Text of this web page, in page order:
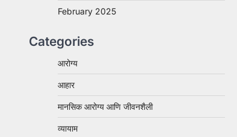
February 2025
Categories
आरोग्य
आहार
मानसिक आरोग्य आणि जीवनशैली
व्यायाम